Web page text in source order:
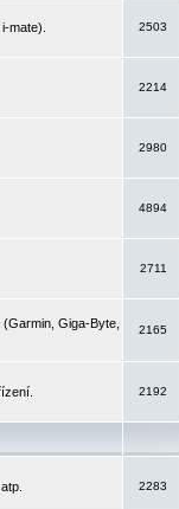
mate).
2503
2214
2980
4894
2711
Giga-Byte,
2165
2192
2283